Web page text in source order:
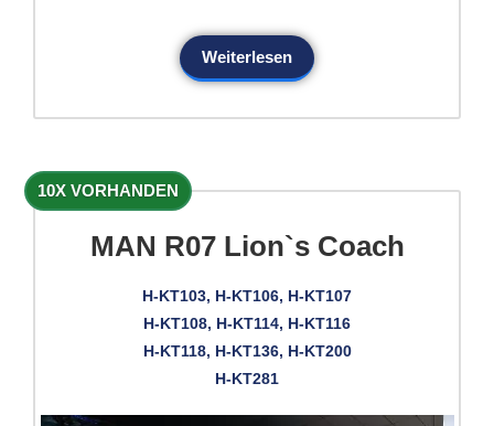
Weiterlesen
10X VORHANDEN
MAN R07 Lion`s Coach
H-KT103, H-KT106, H-KT107
H-KT108, H-KT114, H-KT116
H-KT118, H-KT136, H-KT200
H-KT281